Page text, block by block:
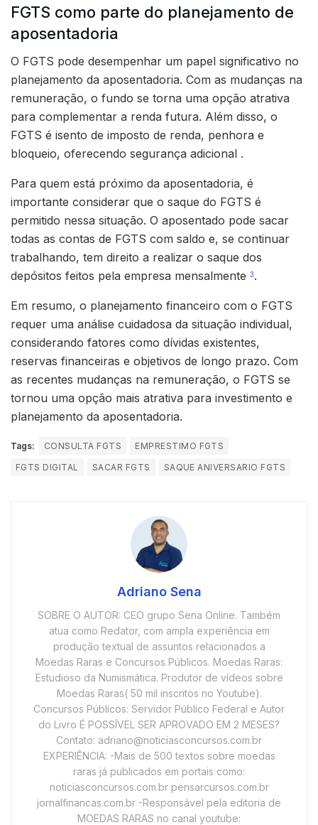
FGTS como parte do planejamento de
aposentadoria
O FGTS pode desempenhar um papel significativo no
planejamento da aposentadoria. Com as mudanças na
remuneração, o fundo se torna uma opção atrativa
para complementar a renda futura. Além disso, o
FGTS é isento de imposto de renda, penhora e
bloqueio, oferecendo segurança adicional .
Para quem está próximo da aposentadoria, é
importante considerar que o saque do FGTS é
permitido nessa situação. O aposentado pode sacar
todas as contas de FGTS com saldo e, se continuar
trabalhando, tem direito a realizar o saque dos
depósitos feitos pela empresa mensalmente 3.
Em resumo, o planejamento financeiro com o FGTS
requer uma análise cuidadosa da situação individual,
considerando fatores como dívidas existentes,
reservas financeiras e objetivos de longo prazo. Com
as recentes mudanças na remuneração, o FGTS se
tornou uma opção mais atrativa para investimento e
planejamento da aposentadoria.
Tags: CONSULTA FGTS
EMPRESTIMO FGTS
FGTS DIGITAL
SACAR FGTS SAQUE ANIVERSARIO FGTS
Adriano Sena
SOBRE O AUTOR: CEO grupo Sena Online. Também
atua como Redator, com ampla experiência em
produção textual de assuntos relacionados a
Moedas Raras e Concursos Públicos. Moedas Raras:
Estudioso da Numismática. Produtor de vídeos sobre
Moedas Raras( 50 mil inscritos no Youtube).
Concursos Públicos: Servidor Público Federal e Autor
do Livro É POSSÍVEL SER APROVADO EM 2 MESES?
Contato: adriano@noticiasconcursos.com.br
EXPERIÊNCIA: -Mais de 500 textos sobre moedas
raras já publicados em portais como:
noticiasconcursos.com.br pensarcursos.com.br
jornalfinancas.com.br -Responsável pela editoria de
MOEDAS RARAS no canal youtube: